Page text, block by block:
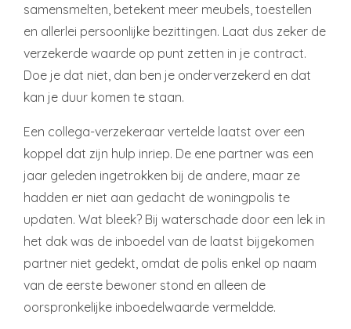
samensmelten, betekent meer meubels, toestellen
en allerlei persoonlijke bezittingen. Laat dus zeker de
verzekerde waarde op punt zetten in je contract.
Doe je dat niet, dan ben je onderverzekerd en dat
kan je duur komen te staan.
Een collega-verzekeraar vertelde laatst over een
koppel dat zijn hulp inriep. De ene partner was een
jaar geleden ingetrokken bij de andere, maar ze
hadden er niet aan gedacht de woningpolis te
updaten. Wat bleek? Bij waterschade door een lek in
het dak was de inboedel van de laatst bijgekomen
partner niet gedekt, omdat de polis enkel op naam
van de eerste bewoner stond en alleen de
oorspronkelijke inboedelwaarde vermeldde.